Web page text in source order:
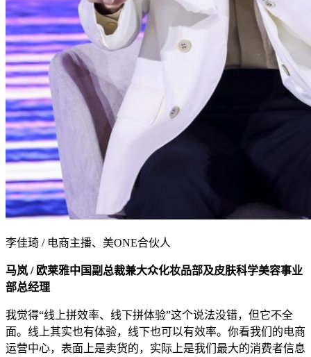
李佳琦 / 电商主播、美ONE合伙人
马岚 / 欧莱雅中国副总裁兼大众化妆品部及皮肤科学美容事业
部总经理
我觉得“线上拼效率、线下拼体验”这个说法没错，但它不全
面。线上其实也有体验，线下也可以有效率。你看我们的电商
运营中心，表面上是卖货的，实际上是我们最大的消费者信息